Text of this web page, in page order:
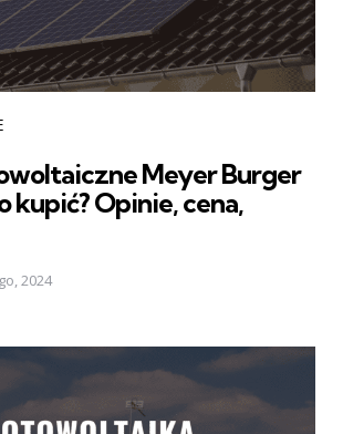
Meyer Burger
kupić? Opinie, cena,
2024